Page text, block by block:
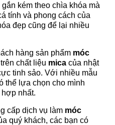
kém theo chìa khóa mà
tính và phong cách của
đẹp cũng để lại nhiều
hàng sản phẩm móc
chất liệu mica của nhật
tinh sảo. Với nhiều mẫu
thể lựa chọn cho mình
hợp nhất.
cấp dịch vụ làm móc
quý khách, các bạn có